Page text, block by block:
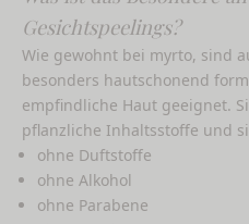
Gesichtspeelings?
Wie gewohnt bei myrto, sind
besonders hautschonend
empfindliche Haut geeignet.
pflanzliche Inhaltsstoffe und
ohne Duftstoffe
ohne Alkohol
ohne Parabene